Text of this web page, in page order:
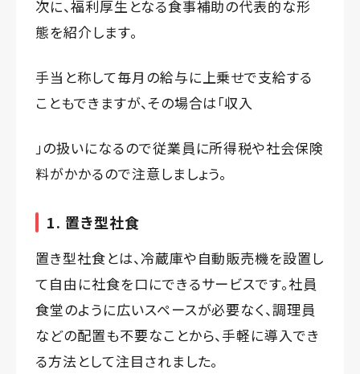
次に、福利厚生となる食事補助の代表的な形
態を紹介します。
手当と称して毎月の給与に上乗せで支給する
こともできますが、その場合は「収入
」の扱いになるので従業員に所得税や社会保険
料がかかるので注意しましょう。
1. 置き型社食
置き型社食とは、冷蔵庫や自動販売機を設置し
て自由に社食を口にできるサービスです。社員
食堂のように広いスペースが必要なく、調理員
などの配置も不要なことから、手軽に導入でき
る方法として注目されました。